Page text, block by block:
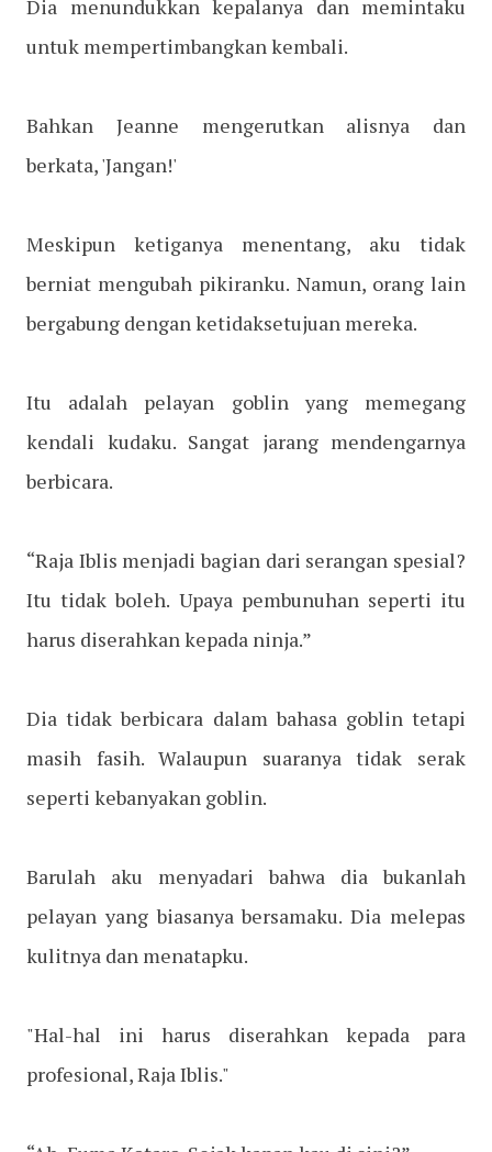
Dia menundukkan kepalanya dan memintaku
untuk mempertimbangkan kembali.
Bahkan Jeanne mengerutkan alisnya dan
berkata, 'Jangan!'
Meskipun ketiganya menentang, aku tidak
berniat mengubah pikiranku. Namun, orang lain
bergabung dengan ketidaksetujuan mereka.
Itu adalah pelayan goblin yang memegang
kendali kudaku. Sangat jarang mendengarnya
berbicara.
“Raja Iblis menjadi bagian dari serangan spesial?
Itu tidak boleh. Upaya pembunuhan seperti itu
harus diserahkan kepada ninja.”
Dia tidak berbicara dalam bahasa goblin tetapi
masih fasih. Walaupun suaranya tidak serak
seperti kebanyakan goblin.
Barulah aku menyadari bahwa dia bukanlah
pelayan yang biasanya bersamaku. Dia melepas
kulitnya dan menatapku.
"Hal-hal ini harus diserahkan kepada para
profesional, Raja Iblis."